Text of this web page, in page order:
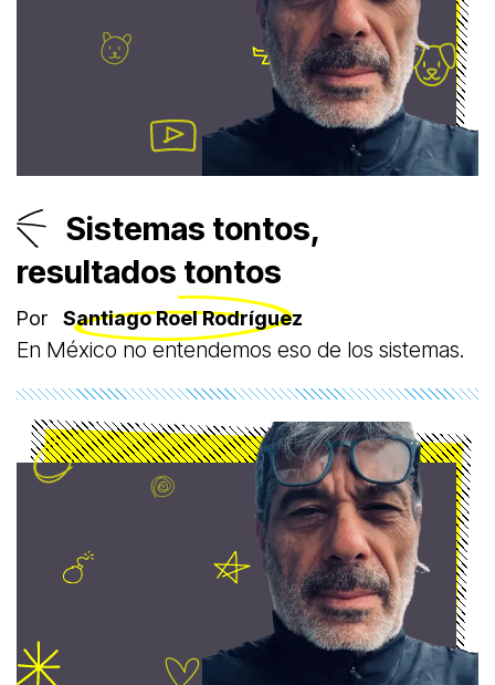
Sistemas tontos,
resultados tontos
Por Santiago Roel Rodríguez
En México no entendemos eso de los sistemas.